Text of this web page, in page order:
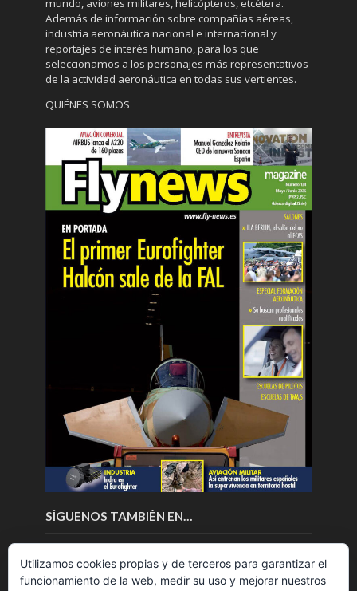
mundo, aviones militares, helicópteros, etcétera.
Además de información sobre compañías aéreas,
industria aeronáutica nacional e internacional y
reportajes de interés humano, para los que
seleccionamos a los personajes más representativos
de la actividad aeronáutica en todas sus vertientes.
QUIÉNES SOMOS
SÍGUENOS TAMBIÉN EN…
Utilizamos cookies propias y de terceros para garantizar el
funcionamiento de la web, medir su uso y mejorar nuestros